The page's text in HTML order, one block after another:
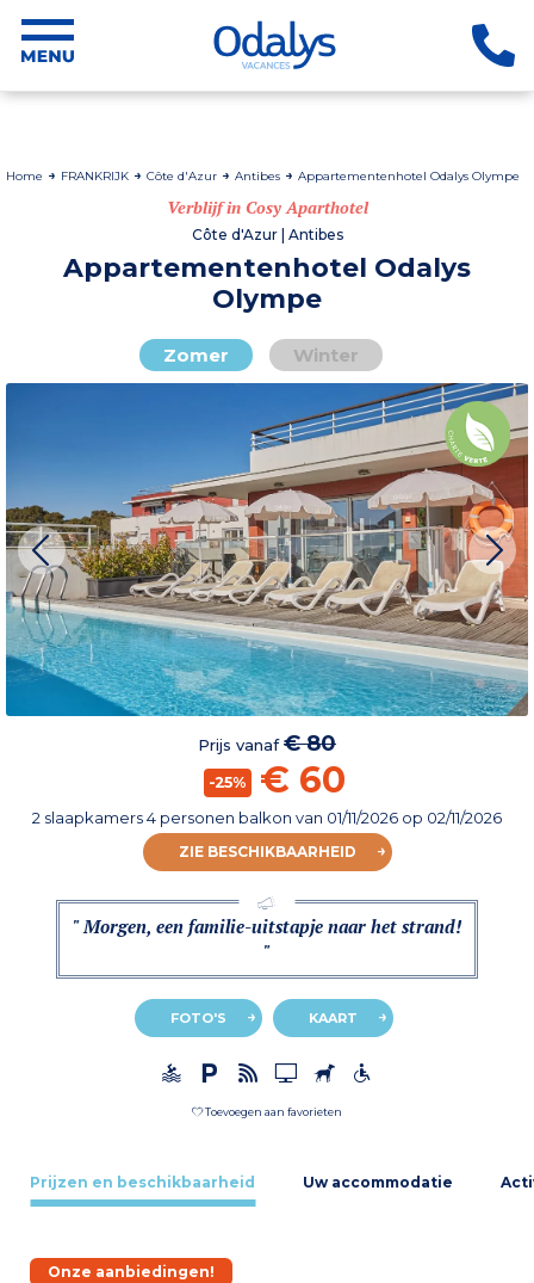
Home FRANKRIJK Côte d'Azur Antibes Appartementenhotel Odalys Olympe
Verblijf in Cosy Aparthotel
Côte d'Azur | Antibes
Appartementenhotel Odalys
Olympe
Zomer Winter
Prijs vanaf€ 80
-25% € 60
2 slaapkamers 4 personen balkon van 01/11/2026 op 02/11/2026
ZIE BESCHIKBAARHEID
" Morgen, een familie-uitstapje naar het strand!
"
FOTO'S KAART
Toevoegen aan favorieten
Prijzen en beschikbaarheid Uw accommodatie
Onze aanbiedingen!